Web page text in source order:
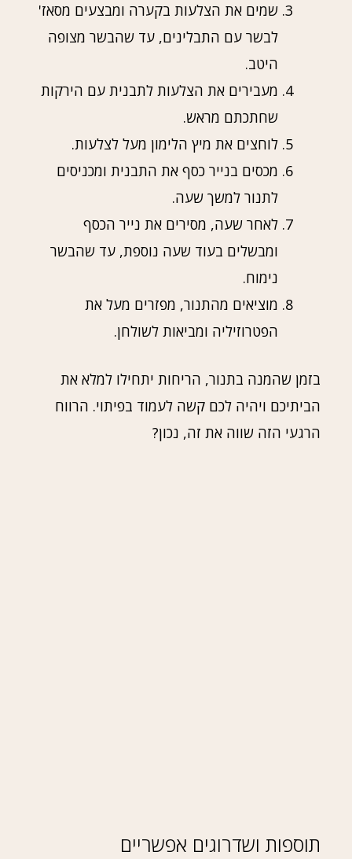
שמים את הצלעות בקערה ומבצעים מסאז'
לבשר עם התבלינים, עד שהבשר מצופה
היטב.
מעבירים את הצלעות לתבנית עם הירקות
שחתכתם מראש.
לוחצים את מיץ הלימון מעל לצלעות.
מכסים בנייר כסף את התבנית ומכניסים
לתנור למשך שעה.
לאחר שעה, מסירים את נייר הכסף
ומבשלים בעוד שעה נוספת, עד שהבשר
נימוח.
מוציאים מהתנור, מפזרים מעל את
הפטרוזיליה ומביאות לשולחן.
בזמן שהמנה בתנור, הריחות יתחילו למלא את
הביתיכם ויהיה לכם קשה לעמוד בפיתוי. הרווח
הרגעי הזה שווה את זה, נכון?
תוספות ושדרוגים אפשריים